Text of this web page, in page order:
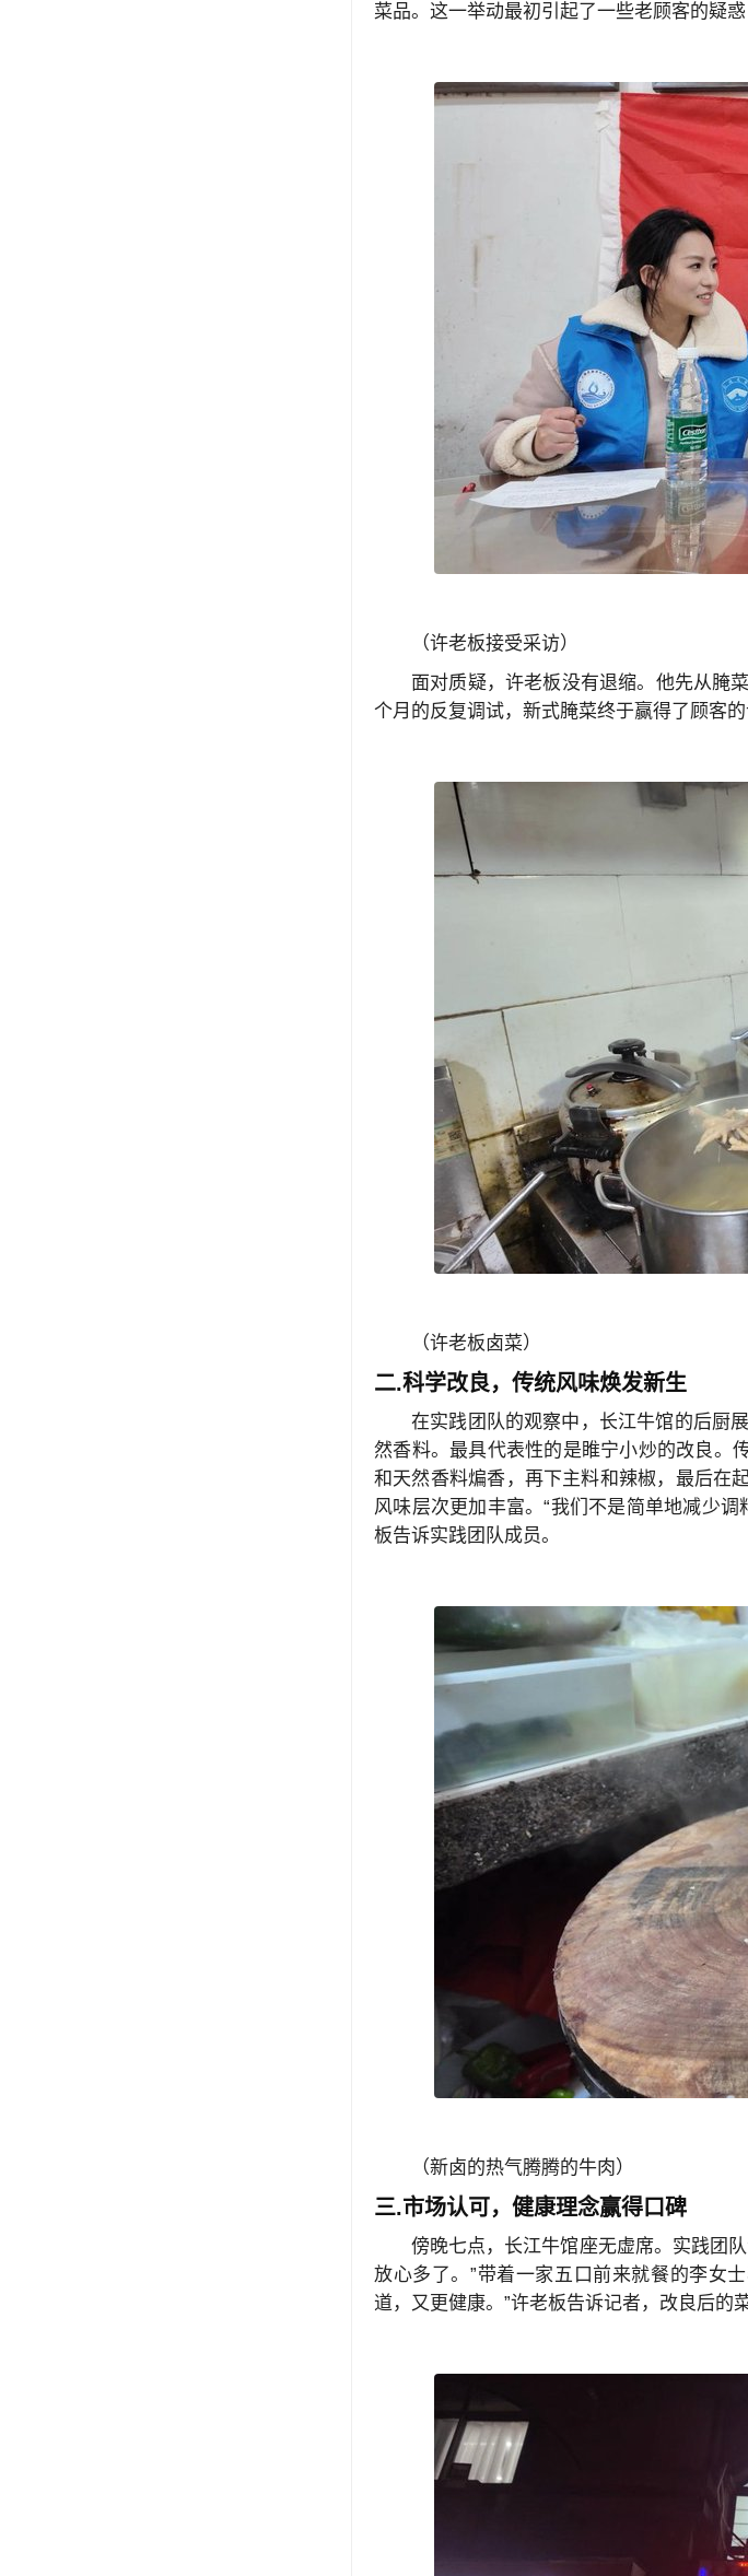
菜品。这一举动最初引起了一些老顾客的疑
（许老板接受采访）
面对质疑，许老板没有退缩。他先从腌
个月的反复调试，新式腌菜终于赢得了顾客
（许老板卤菜）
二.科学改良，传统风味焕发新生
在实践团队的观察中，长江牛馆的后厨
然香料。最具代表性的是睢宁小炒的改良。
和天然香料煸香，再下主料和辣椒，最后在
风味层次更加丰富。“我们不是简单地减少
板告诉实践团队成员。
（新卤的热气腾腾的牛肉）
三.市场认可，健康理念赢得口碑
傍晚七点，长江牛馆座无虚席。实践团
放心多了。”带着一家五口前来就餐的李女
道，又更健康。”许老板告诉记者，改良后的